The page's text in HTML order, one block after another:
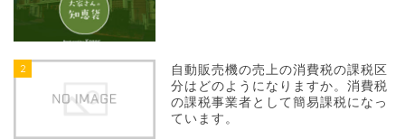
2
自動販売機の売上の消費税の課税区
分はどのようになりますか。消費税
の課税事業者として簡易課税になっ
ています。